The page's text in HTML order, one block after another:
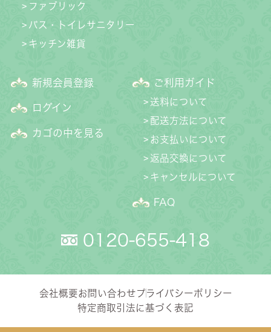
ファブリック
バス・トイレサニタリー
キッチン雑貨
新規会員登録
ログイン
カゴの中を見る
ご利用ガイド
送料について
配送方法について
お支払いについて
返品交換について
キャンセルについて
FAQ
0120-655-418
会社概要お問い合わせプライバシーポリシー
特定商取引法に基づく表記